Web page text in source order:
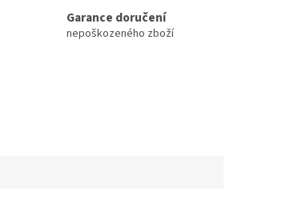
Garance doručení
nepoškozeného zboží